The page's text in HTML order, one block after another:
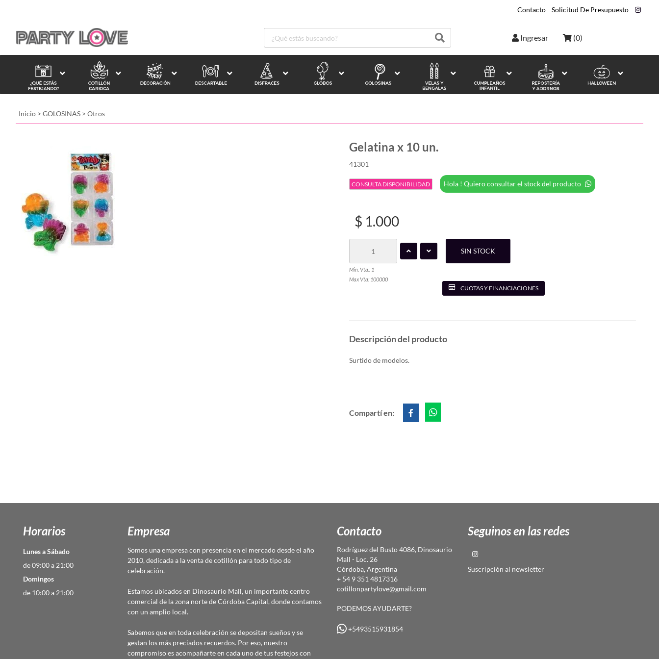
Contacto Solicitud De Presupuesto
Ingresar (0)
Inicio > GOLOSINAS > Otros
Gelatina x 10 un.
41301
CONSULTA DISPONIBILIDAD Hola ! Quiero consultar el stock del producto
$ 1.000
Min. Vta.: 1
Max Vta: 100000
SIN STOCK
CUOTAS Y FINANCIACIONES
Descripción del producto
Surtido de modelos.
Compartí en:
Horarios
Lunes a Sábado
de 09:00 a 21:00
Domingos
de 10:00 a 21:00
Empresa
Somos una empresa con presencia en el mercado desde el año
2010, dedicada a la venta de cotillón para todo tipo de
celebración.
Estamos ubicados en Dinosaurio Mall, un importante centro
comercial de la zona norte de Córdoba Capital, donde contamos
con un amplio local.
Sabemos que en toda celebración se depositan sueños y se
gestan los más preciados recuerdos. Por eso, nuestro
compromiso es acompañarte en cada uno de tus festejos con
Contacto
Rodríguez del Busto 4086, Dinosaurio
Mall - Loc. 26
Córdoba, Argentina
+ 54 9 351 4817316
cotillonpartylove@gmail.com
PODEMOS AYUDARTE?
+5493515931854
Seguinos en las redes
Suscripción al newsletter